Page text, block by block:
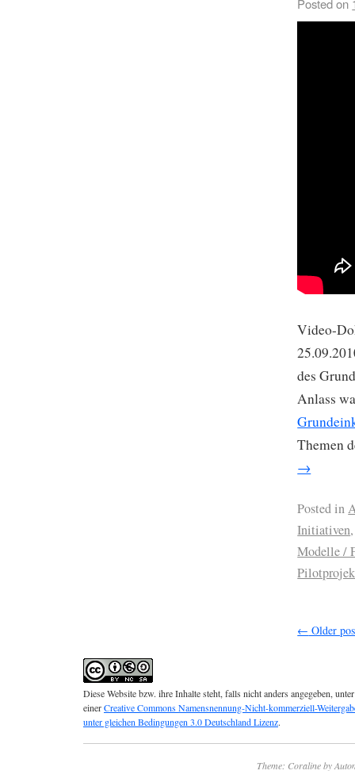
Posted on
Video-
des
Anlass
Themen
→
Posted in
Initiativen
Modelle /
← Older
Diese Website bzw. ihre Inhalte steht, falls nicht anders angegeben, unter
einerCreative Commons Namensnennung-Nicht-kommerziell-
unter gleichen Bedingungen 3.0 Deutschland Lizenz.
Theme: Coraline by